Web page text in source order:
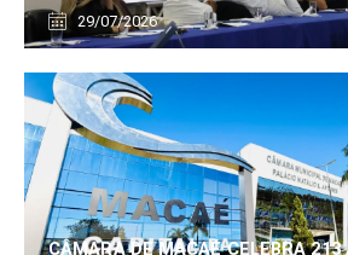
29/07/2026
CÂMARA DE MACAÉ CELEBRA 213